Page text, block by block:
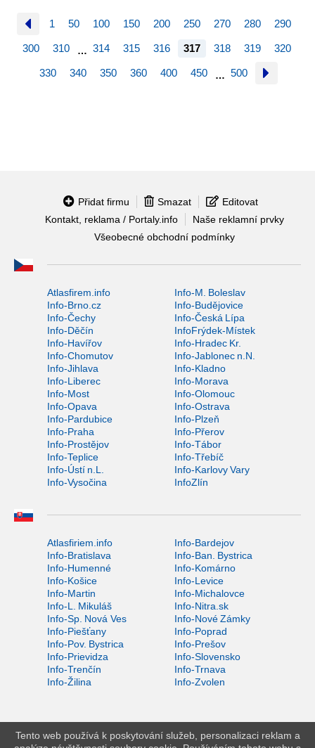
1 50 100 150 200 250 270 280 290
300 310 … 314 315 316 317 318 319 320
330 340 350 360 400 450 … 500
Přidat firmu Smazat
Editovat
Kontakt, reklama / Portaly.info
Naše reklamní prvky
Všeobecné obchodní podmínky
Atlasfirem.info
Info-M. Boleslav
Info-Brno.cz
Info-Budějovice
Info-Čechy
Info-Česká Lípa
Info-Děčín
InfoFrýdek-Místek
Info-Havířov
Info-Hradec Kr.
Info-Chomutov
Info-Jablonec n.N.
Info-Jihlava
Info-Kladno
Info-Liberec
Info-Morava
Info-Most
Info-Olomouc
Info-Opava
Info-Ostrava
Info-Pardubice
Info-Plzeň
Info-Praha
Info-Přerov
Info-Prostějov
Info-Tábor
Info-Teplice
Info-Třebíč
Info-Ústí n.L.
Info-Karlovy Vary
Info-Vysočina
InfoZlín
Atlasfiriem.info
Info-Bardejov
Info-Bratislava
Info-Ban. Bystrica
Info-Humenné
Info-Komárno
Info-Košice
Info-Levice
Info-Martin
Info-Michalovce
Info-L. Mikuláš
Info-Nitra.sk
Info-Sp. Nová Ves
Info-Nové Zámky
Info-Piešťany
Info-Poprad
Info-Pov. Bystrica
Info-Prešov
Info-Prievidza
Info-Slovensko
Info-Trenčín
Info-Trnava
Info-Žilina
Info-Zvolen
Tento web používá k poskytování služeb, personalizaci reklam a